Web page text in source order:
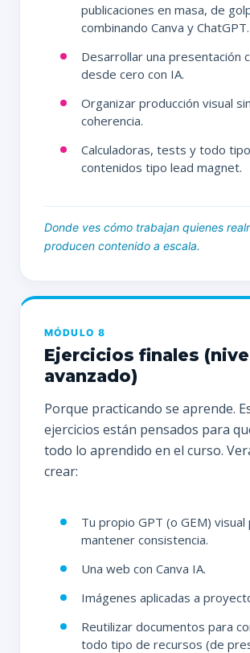
publicaciones en masa, de
combinando Canva y ChatGPT.
Desarrollar una presentación
desde cero con IA.
Organizar producción visual
coherencia.
Calculadoras, tests y todo
contenidos tipo lead magnet.
Donde ves cómo trabajan quienes
producen contenido a escala.
MÓDULO 8
Ejercicios finales
avanzado)
Porque practicando se aprende.
ejercicios están pensados para
todo lo aprendido en el curso.
crear:
Tu propio GPT (o GEM) visual
mantener consistencia.
Una web con Canva IA.
Imágenes aplicadas a
Reutilizar documentos para
todo tipo de recursos (de